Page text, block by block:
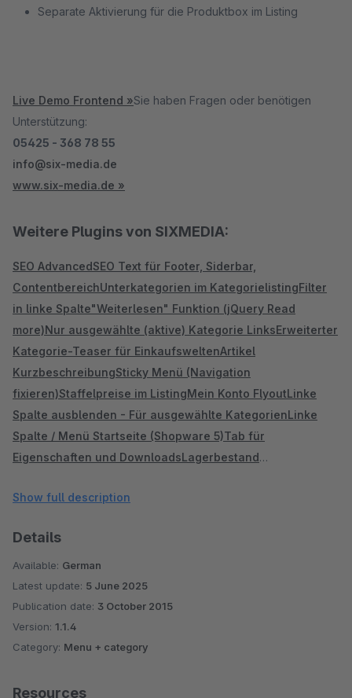
Separate Aktivierung für die Produktbox im Listing
Live Demo Frontend »Sie haben Fragen oder benötigen
Unterstützung:
05425 - 368 78 55
info@six-media.de
www.six-media.de »
Weitere Plugins von SIXMEDIA:
SEO AdvancedSEO Text für Footer, Siderbar,
ContentbereichUnterkategorien im KategorielistingFilter
in linke Spalte"Weiterlesen" Funktion (jQuery Read
more)Nur ausgewählte (aktive) Kategorie LinksErweiterter
Kategorie-Teaser für EinkaufsweltenArtikel
KurzbeschreibungSticky Menü (Navigation
fixieren)Staffelpreise im ListingMein Konto FlyoutLinke
Spalte ausblenden - Für ausgewählte KategorienLinke
Spalte / Menü Startseite (Shopware 5)Tab für
Eigenschaften und DownloadsLagerbestand
deaktivierenZubehör-Tab neben der Beschreibung
Show full description
Details
Available: German
Latest update: 5 June 2025
Publication date: 3 October 2015
Version: 1.1.4
Category: Menu + category
Resources